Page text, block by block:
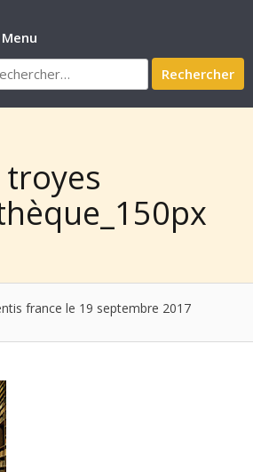
Menu
:
troyes
france le 19 septembre 2017